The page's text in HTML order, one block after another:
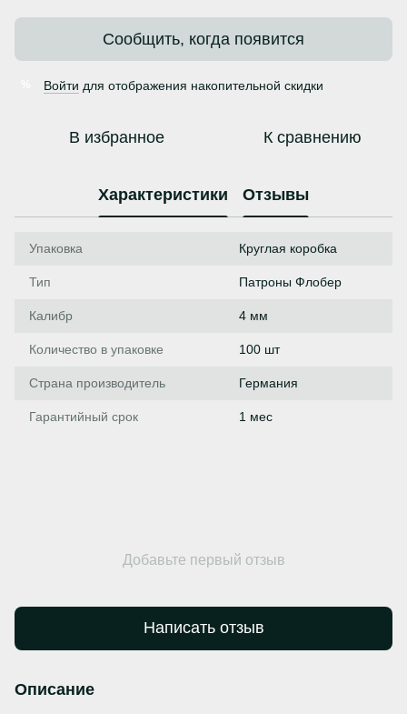
Сообщить, когда появится
Войти для отображения накопительной скидки
В избранное К сравнению
Характеристики Отзывы
Упаковка Круглая коробка
Тип Патроны Флобер
Калибр 4 мм
Количество в упаковке 100 шт
Страна производитель Германия
Гарантийный срок 1 мес
Добавьте первый отзыв
Написать отзыв
Описание